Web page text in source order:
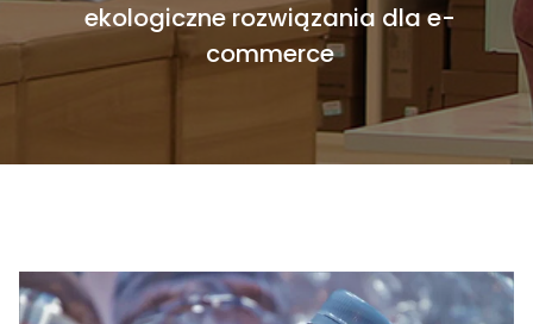
ekologiczne rozwiązania dla e-
commerce